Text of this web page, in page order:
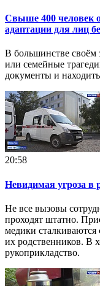
Свыше 400 человек
адаптации для лиц
В большинстве своём
или семейные
документы и находить
20:58
Невидимая угроза в
Не все вызовы
проходят штатно.
медики сталкиваются
их родственников. В
рукоприкладство.